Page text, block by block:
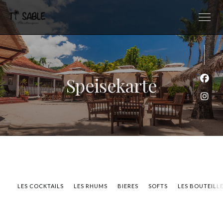
Speisekarte
LES COCKTAILS LES RHUMS BIERES SOFTS LES